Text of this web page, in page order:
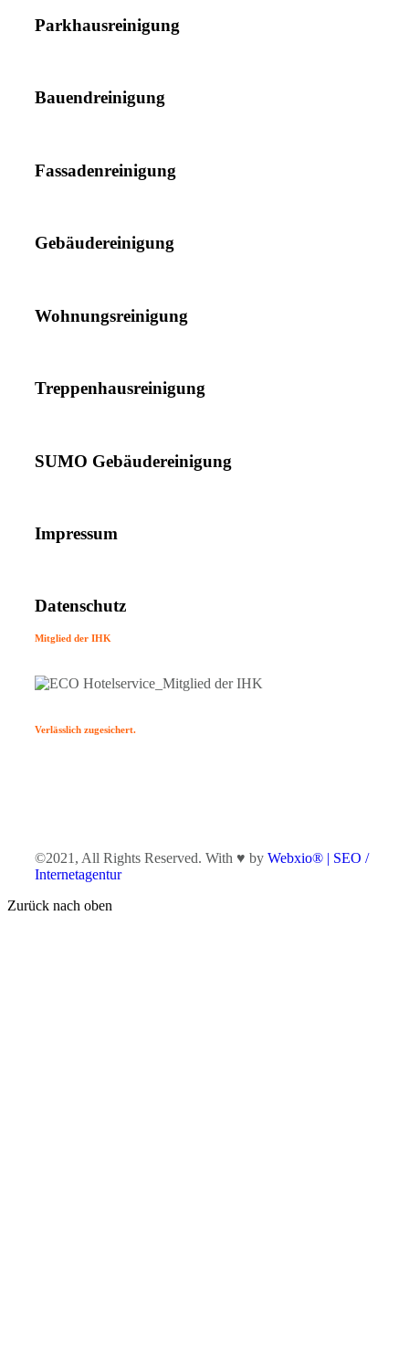
Parkhausreinigung
Bauendreinigung
Fassadenreinigung
Gebäudereinigung
Wohnungsreinigung
Treppenhausreinigung
SUMO Gebäudereinigung
Impressum
Datenschutz
Mitglied der IHK
Verlässlich zugesichert.
©2021, All Rights Reserved. With ♥ by Webxio® | SEO /
Internetagentur
Zurück nach oben